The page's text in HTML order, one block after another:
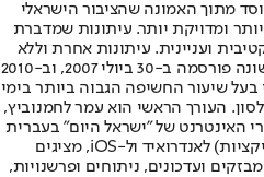
מתוך האמונה שהציבור הישראלי
ומדויקת יותר. עיתונות שמדברת
ועניינית. עיתונות אחרת וללא
תשלום. המהדורה המודפסת הראשונה פורסמה ב-30 ביולי 2007, וב-2010
בעל שיעור החשיפה הגבוה ביותר בימי
העורך הראשי הוא עמר לחמנוביץ,
האינטרנט של "ישראל היום" בעברית
ובאנגלית, כמו כן היישומונים (אפליקציות) לאנדרואיד ול-iOS, מציגים
ועדכונים, ניתוחים ופרשנויות,